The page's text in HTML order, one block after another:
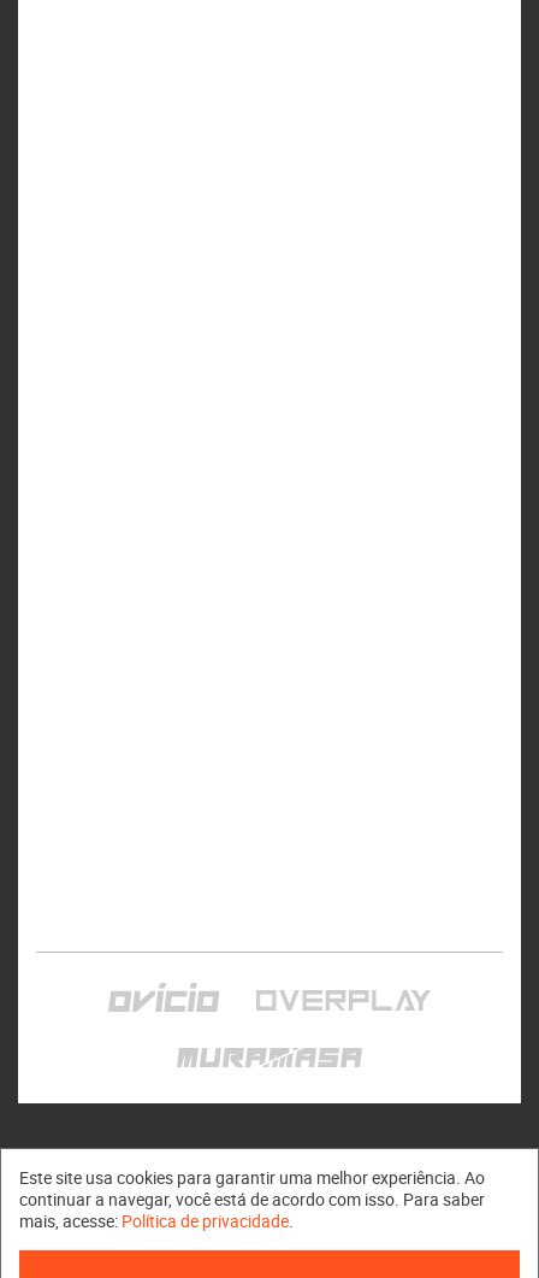
Muramasa © 2011 - 2026
Este site usa cookies para garantir uma melhor experiência. Ao
continuar a navegar, você está de acordo com isso. Para saber
mais, acesse: Política de privacidade.